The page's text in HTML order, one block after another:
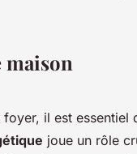
maison
il est essentiel
joue un rôle